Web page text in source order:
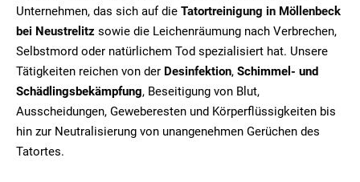
Unternehmen, das sich auf die Tatortreinigung in Möllenbeck
bei Neustrelitz sowie die Leichenräumung nach Verbrechen,
Selbstmord oder natürlichem Tod spezialisiert hat. Unsere
Tätigkeiten reichen von der Desinfektion, Schimmel- und
Schädlingsbekämpfung, Beseitigung von Blut,
Ausscheidungen, Geweberesten und Körperflüssigkeiten bis
hin zur Neutralisierung von unangenehmen Gerüchen des
Tatortes.